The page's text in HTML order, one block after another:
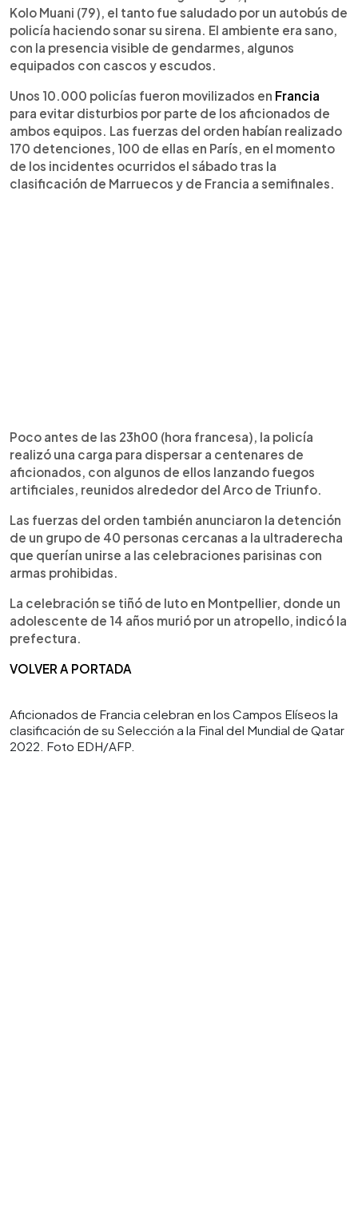
Kolo Muani (79), el tanto fue saludado por un autobús de
policía haciendo sonar su sirena. El ambiente era sano,
con la presencia visible de gendarmes, algunos
equipados con cascos y escudos.
Unos 10.000 policías fueron movilizados en Francia
para evitar disturbios por parte de los aficionados de
ambos equipos. Las fuerzas del orden habían realizado
170 detenciones, 100 de ellas en París, en el momento
de los incidentes ocurridos el sábado tras la
clasificación de Marruecos y de Francia a semifinales.
Poco antes de las 23h00 (hora francesa), la policía
realizó una carga para dispersar a centenares de
aficionados, con algunos de ellos lanzando fuegos
artificiales, reunidos alrededor del Arco de Triunfo.
Las fuerzas del orden también anunciaron la detención
de un grupo de 40 personas cercanas a la ultraderecha
que querían unirse a las celebraciones parisinas con
armas prohibidas.
La celebración se tiñó de luto en Montpellier, donde un
adolescente de 14 años murió por un atropello, indicó la
prefectura.
VOLVER A PORTADA
Aficionados de Francia celebran en los Campos Elíseos la
clasificación de su Selección a la Final del Mundial de Qatar
2022. Foto EDH/AFP.